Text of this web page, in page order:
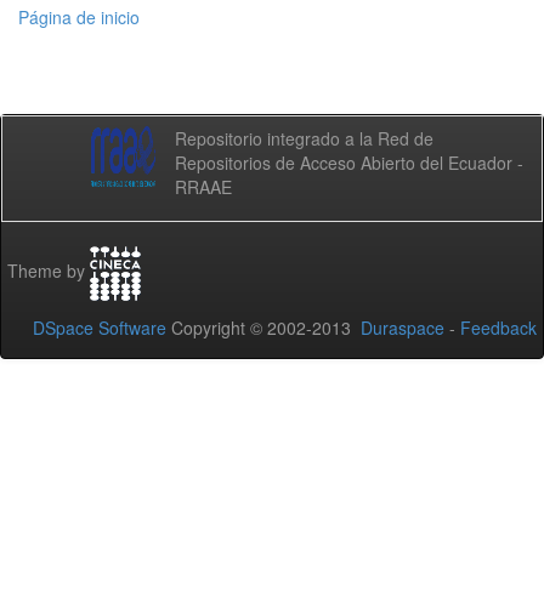
Página de inicio
Repositorio integrado a la Red de
Repositorios de Acceso Abierto del Ecuador -
RRAAE
Theme by
DSpace Software Copyright © 2002-2013 Duraspace - Feedback